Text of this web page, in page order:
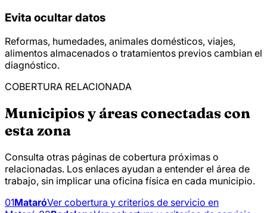
Evita ocultar datos
Reformas, humedades, animales domésticos, viajes,
alimentos almacenados o tratamientos previos cambian el
diagnóstico.
COBERTURA RELACIONADA
Municipios y áreas conectadas con
esta zona
Consulta otras páginas de cobertura próximas o
relacionadas. Los enlaces ayudan a entender el área de
trabajo, sin implicar una oficina física en cada municipio.
01MataróVer cobertura y criterios de servicio en